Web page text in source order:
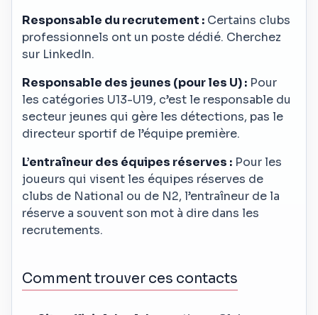
Responsable du recrutement : Certains clubs
professionnels ont un poste dédié. Cherchez
sur LinkedIn.
Responsable des jeunes (pour les U) : Pour
les catégories U13-U19, c’est le responsable du
secteur jeunes qui gère les détections, pas le
directeur sportif de l’équipe première.
L’entraîneur des équipes réserves : Pour les
joueurs qui visent les équipes réserves de
clubs de National ou de N2, l’entraîneur de la
réserve a souvent son mot à dire dans les
recrutements.
Comment trouver ces contacts